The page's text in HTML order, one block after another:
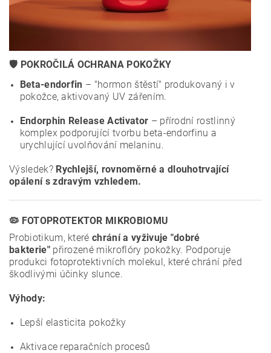
🛡️ POKROČILÁ OCHRANA POKOŽKY
Beta-endorfin – "hormon štěstí" produkovaný i v
pokožce, aktivovaný UV zářením.
Endorphin Release Activator – přírodní rostlinný
komplex podporující tvorbu beta-endorfinu a
urychlující uvolňování melaninu.
Výsledek? Rychlejší, rovnoměrné a dlouhotrvající
opálení s zdravým vzhledem.
🦠 FOTOPROTEKTOR MIKROBIOMU
Probiotikum, kteréchrání a vyživuje "dobré
bakterie"přirozené mikroflóry pokožky. Podporuje
produkci fotoprotektivních molekul, které chrání před
škodlivými účinky slunce.
Výhody:
Lepší elasticita pokožky
Aktivace reparačních procesů